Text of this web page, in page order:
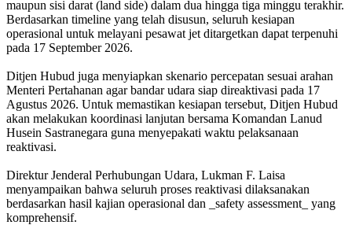
maupun sisi darat (land side) dalam dua hingga tiga minggu terakhir.
Berdasarkan timeline yang telah disusun, seluruh kesiapan
operasional untuk melayani pesawat jet ditargetkan dapat terpenuhi
pada 17 September 2026.
Ditjen Hubud juga menyiapkan skenario percepatan sesuai arahan
Menteri Pertahanan agar bandar udara siap direaktivasi pada 17
Agustus 2026. Untuk memastikan kesiapan tersebut, Ditjen Hubud
akan melakukan koordinasi lanjutan bersama Komandan Lanud
Husein Sastranegara guna menyepakati waktu pelaksanaan
reaktivasi.
Direktur Jenderal Perhubungan Udara, Lukman F. Laisa
menyampaikan bahwa seluruh proses reaktivasi dilaksanakan
berdasarkan hasil kajian operasional dan _safety assessment_ yang
komprehensif.